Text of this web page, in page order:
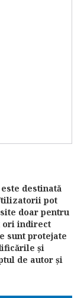
destinată
pot
doar pentru
ori indirect
sunt protejate
şi
de autor şi